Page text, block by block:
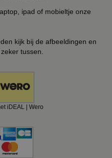
ipad of mobieltje onze
kijk bij de afbeeldingen en
tussen.
iDEAL | Wero